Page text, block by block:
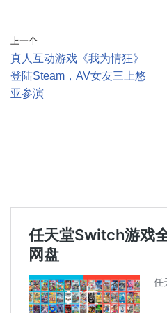
上一个
真人互动游戏《我为情狂》
登陆Steam，AV女友三上悠
亚参演